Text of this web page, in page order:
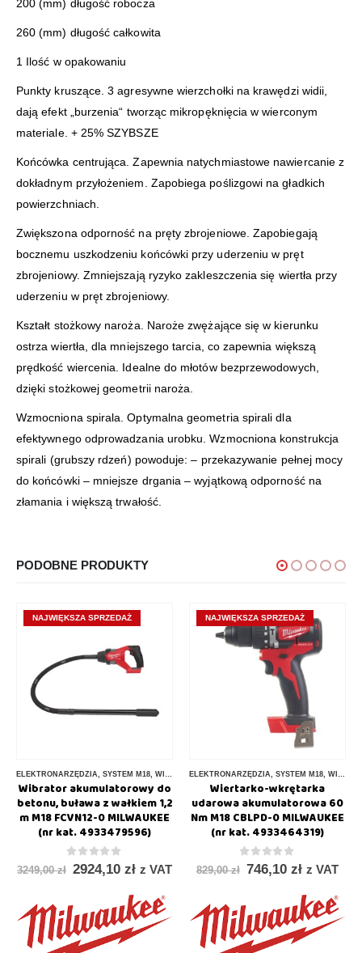
200 (mm) długość robocza
260 (mm) długość całkowita
1 Ilość w opakowaniu
Punkty kruszące. 3 agresywne wierzchołki na krawędzi widii,
dają efekt „burzenia“ tworząc mikropęknięcia w wierconym
materiale. + 25% SZYBSZE
Końcówka centrująca. Zapewnia natychmiastowe nawiercanie z
dokładnym przyłożeniem. Zapobiega poślizgowi na gładkich
powierzchniach.
Zwiększona odporność na pręty zbrojeniowe. Zapobiegają
bocznemu uszkodzeniu końcówki przy uderzeniu w pręt
zbrojeniowy. Zmniejszają ryzyko zakleszczenia się wiertła przy
uderzeniu w pręt zbrojeniowy.
Kształt stożkowy naroża. Naroże zwężające się w kierunku
ostrza wiertła, dla mniejszego tarcia, co zapewnia większą
prędkość wiercenia. Idealne do młotów bezprzewodowych,
dzięki stożkowej geometrii naroża.
Wzmocniona spirala. Optymalna geometria spirali dla
efektywnego odprowadzania urobku. Wzmocniona konstrukcja
spirali (grubszy rdzeń) powoduje: – przekazywanie pełnej mocy
do końcówki – mniejsze drgania – wyjątkową odporność na
złamania i większą trwałość.
PODOBNE PRODUKTY
NAJWIĘKSZA SPRZEDAŻ
ELEKTRONARZĘDZIA, SYSTEM M18, WIBRATOR
Wibrator akumulatorowy do
betonu, buława z wałkiem 1,2
m M18 FCVN12-0 MILWAUKEE
(nr kat. 4933479596)
0out of 5
3249,00zł 2924,10 zł z VAT
NAJWIĘKSZA SPRZEDAŻ
ELEKTRONARZĘDZIA, SYSTEM M18, WIERTARKO – WKRĘTARKI
Wiertarko-wkrętarka
udarowa akumulatorowa 60
Nm M18 CBLPD-0 MILWAUKEE
(nr kat. 4933464319)
0out of 5
829,00zł 746,10 zł z VAT